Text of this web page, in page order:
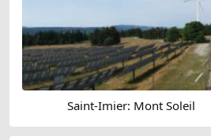
Saint-Imier: Mont Soleil